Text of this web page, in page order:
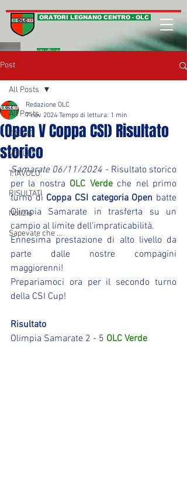
ORATORI LEGNANO CENTRO - OLC
sito ufficiale
Post
All Posts
CALCIO
VOLLEY
T.TAVOLO
RISULTATI
Notizie
Sapevate che ...
All Posts
(Open V Coppa CSI) Risultato
storico
Redazione OLC
7 nov 2024 Tempo di lettura: 1 min
Samarate 06/11/2024 - Risultato storico
per la nostra OLC Verde che nel primo
turno di Coppa CSI categoria Open batte
Olimpia Samarate in trasferta su un
campio al limite dell'impraticabilità.
Ennesima prestazione di alto livello da
parte dalle nostre compagini
maggiorenni!
Prepariamoci ora per il secondo turno
della CSI Cup!
Risultato
Olimpia Samarate 2 - 5 OLC Verde